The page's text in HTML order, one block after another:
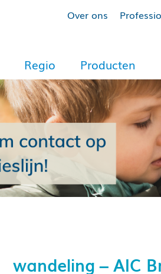
Over ons
Regio Producten
wandeling – AIC